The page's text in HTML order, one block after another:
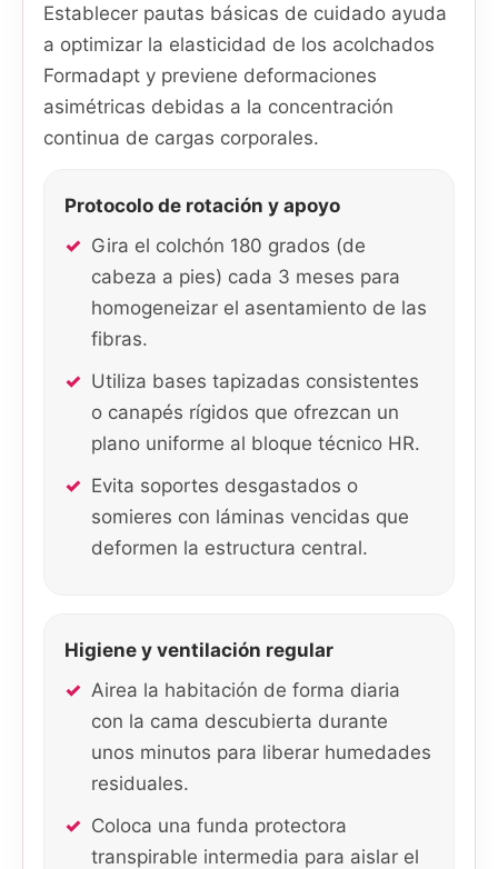
Establecer pautas básicas de cuidado ayuda
a optimizar la elasticidad de los acolchados
Formadapt y previene deformaciones
asimétricas debidas a la concentración
continua de cargas corporales.
Protocolo de rotación y apoyo
Gira el colchón 180 grados (de
cabeza a pies) cada 3 meses para
homogeneizar el asentamiento de las
fibras.
Utiliza bases tapizadas consistentes
o canapés rígidos que ofrezcan un
plano uniforme al bloque técnico HR.
Evita soportes desgastados o
somieres con láminas vencidas que
deformen la estructura central.
Higiene y ventilación regular
Airea la habitación de forma diaria
con la cama descubierta durante
unos minutos para liberar humedades
residuales.
Coloca una funda protectora
transpirable intermedia para aislar el